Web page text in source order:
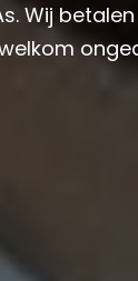
Wij